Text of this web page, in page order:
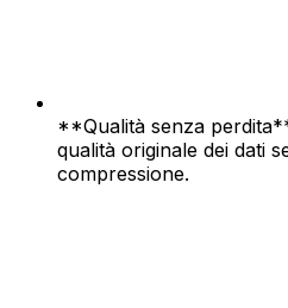
**Qualità senza
qualità originale dei dati
compressione.